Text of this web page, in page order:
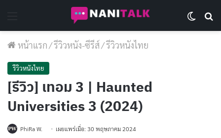
หน้าแรก/รีวิวหนัง-ซีรีส์/รีวิวหนังไทย
รีวิวหนังไทย
[รีวิว] เทอม 3 | Haunted
Universities 3 (2024)
PhiRa W.
เผยแพร่เมื่อ: 30 พฤษภาคม 2024